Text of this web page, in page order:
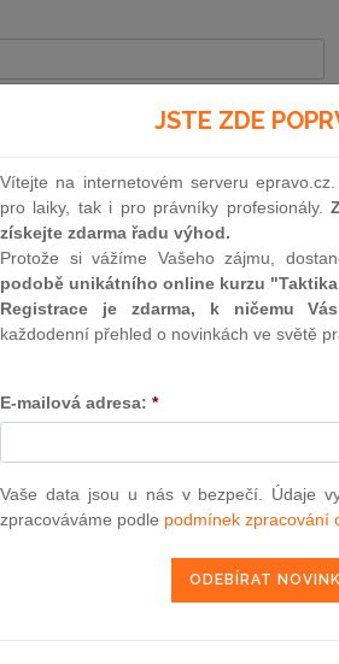
JSTE ZDE
Vítejte na internetovém serveru
pro laiky, tak i pro právníky profesionály.
získejte zdarma řadu výhod.
Protože si vážíme Vašeho zájmu,
podobě unikátního online kurzu
Registrace je zdarma, k ničemu Vás
každodenní přehled o novinkách ve světě
E-mailová adresa: *
Vaše data jsou u nás v bezpečí. Údaje
zpracováváme podle podmínek zpracování